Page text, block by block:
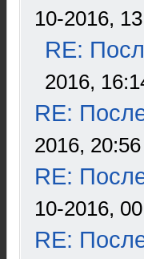
10-2016,
RE:
2016,
RE:
2016, 20:56
RE:
10-2016,
RE: